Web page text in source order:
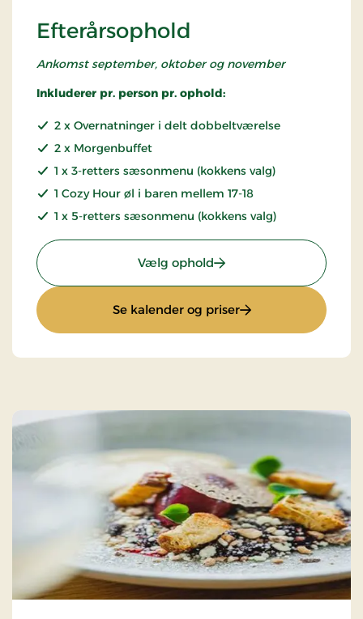
Efterårsophold
Ankomst september, oktober og november
Inkluderer pr. person pr. ophold:
2 x Overnatninger i delt dobbeltværelse
2 x Morgenbuffet
1 x 3-retters sæsonmenu (kokkens valg)
1 Cozy Hour øl i baren mellem 17-18
1 x 5-retters sæsonmenu (kokkens valg)
Vælg ophold: Efterårsophold
Se kalender og priser: Efterårsophold